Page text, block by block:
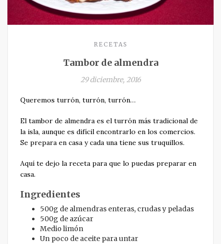
RECETAS
Tambor de almendra
29 diciembre, 2016
Queremos turrón, turrón, turrón…
El tambor de almendra es el turrón más tradicional de
la isla, aunque es difícil encontrarlo en los comercios.
Se prepara en casa y cada una tiene sus truquillos.
Aquí te dejo la receta para que lo puedas preparar en
casa.
Ingredientes
500g de almendras enteras, crudas y peladas
500g de azúcar
Medio limón
Un poco de aceite para untar